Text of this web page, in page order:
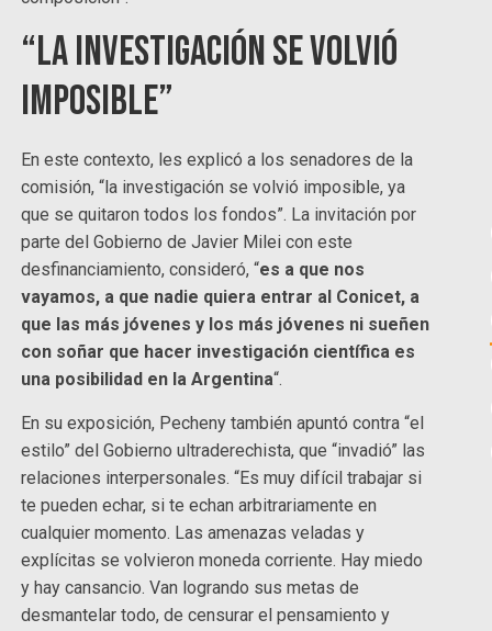
“La investigación se volvió
imposible”
En este contexto, les explicó a los senadores de la
comisión, “la investigación se volvió imposible, ya
que se quitaron todos los fondos”. La invitación por
parte del Gobierno de Javier Milei con este
desfinanciamiento, consideró, “es a que nos
vayamos, a que nadie quiera entrar al Conicet, a
que las más jóvenes y los más jóvenes ni sueñen
con soñar que hacer investigación científica es
una posibilidad en la Argentina“.
En su exposición, Pecheny también apuntó contra “el
estilo” del Gobierno ultraderechista, que “invadió” las
relaciones interpersonales. “Es muy difícil trabajar si
te pueden echar, si te echan arbitrariamente en
cualquier momento. Las amenazas veladas y
explícitas se volvieron moneda corriente. Hay miedo
y hay cansancio. Van logrando sus metas de
desmantelar todo, de censurar el pensamiento y